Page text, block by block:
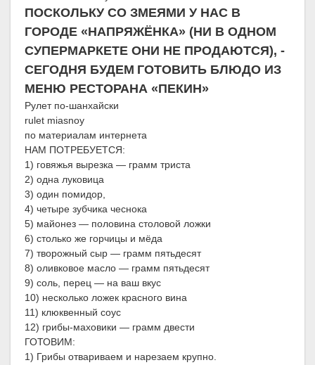
ПОСКОЛЬКУ СО ЗМЕЯМИ У НАС В
ГОРОДЕ «НАПРЯЖЁНКА» (НИ В ОДНОМ
СУПЕРМАРКЕТЕ ОНИ НЕ ПРОДАЮТСЯ), -
СЕГОДНЯ БУДЕМ ГОТОВИТЬ БЛЮДО ИЗ
МЕНЮ РЕСТОРАНА «ПЕКИН»
Рулет по-шанхайски
rulet miasnoy
по материалам интернета
НАМ ПОТРЕБУЕТСЯ:
1) говяжья вырезка — грамм триста
2) одна луковица
3) один помидор,
4) четыре зубчика чеснока
5) майонез — половина столовой ложки
6) столько же горчицы и мёда
7) творожный сыр — грамм пятьдесят
8) оливковое масло — грамм пятьдесят
9) соль, перец — на ваш вкус
10) несколько ложек красного вина
11) клюквенный соус
12) грибы-маховики — грамм двести
ГОТОВИМ:
1) Грибы отвариваем и нарезаем крупно.